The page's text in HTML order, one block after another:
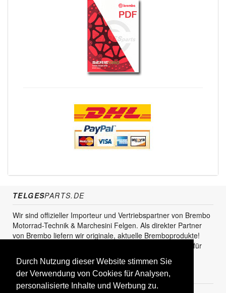
Durch Nutzung dieser Website stimmen Sie
der Verwendung von Cookies für Analysen,
personalisierte Inhalte und Werbung zu.
TELGESPARTS.DE
Wir sind offizieller Importeur und Vertriebspartner von Brembo
Motorrad-Technik & Marchesini Felgen. Als direkter Partner
von Brembo liefern wir originale, aktuelle Bremboprodukte!
Unser Service steht sowohl für den Endkunden als auch für
KUNDENBEREICH